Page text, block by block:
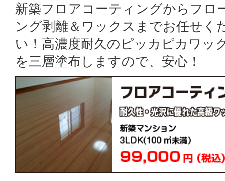
新築フロアコーティングからフロ
ング剥離＆ワックスまでお任せく
い！高濃度耐久のピッカピカワッ
を三層塗布しますので、安心！